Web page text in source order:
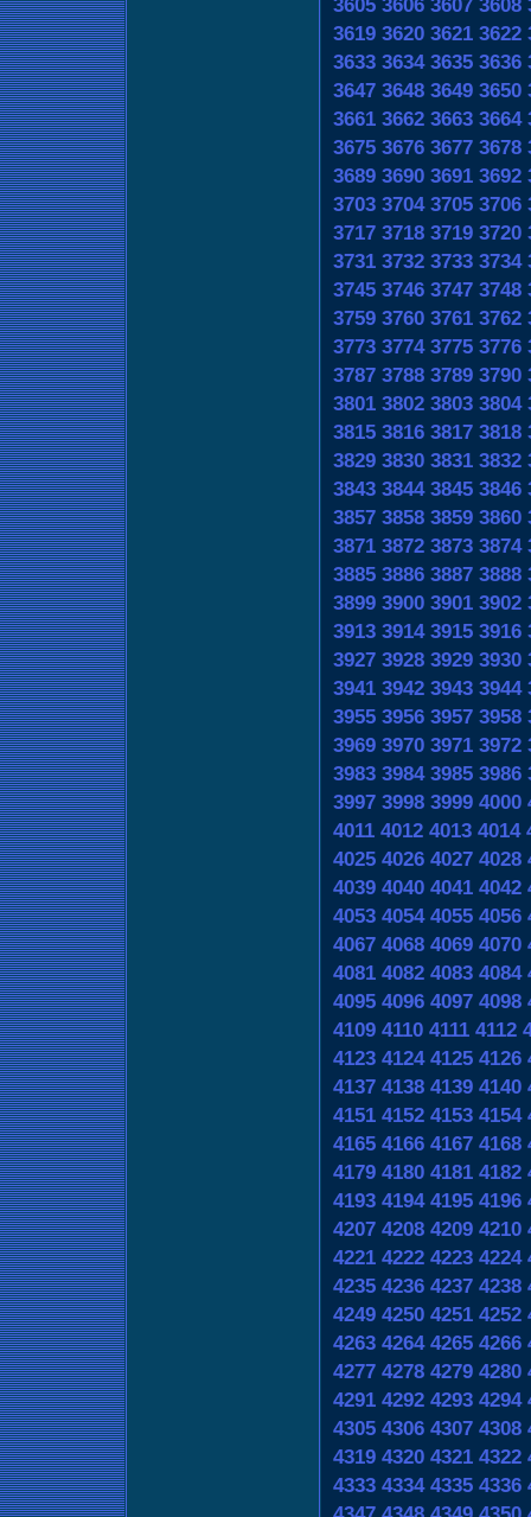
3605 3606 3607 3608
3619 3620 3621 3622
3633 3634 3635 3636
3647 3648 3649 3650
3661 3662 3663 3664
3675 3676 3677 3678
3689 3690 3691 3692
3703 3704 3705 3706
3717 3718 3719 3720
3731 3732 3733 3734
3745 3746 3747 3748
3759 3760 3761 3762
3773 3774 3775 3776
3787 3788 3789 3790
3801 3802 3803 3804
3815 3816 3817 3818
3829 3830 3831 3832
3843 3844 3845 3846
3857 3858 3859 3860
3871 3872 3873 3874
3885 3886 3887 3888
3899 3900 3901 3902
3913 3914 3915 3916
3927 3928 3929 3930
3941 3942 3943 3944
3955 3956 3957 3958
3969 3970 3971 3972
3983 3984 3985 3986
3997 3998 3999 4000
4011 4012 4013 4014
4025 4026 4027 4028
4039 4040 4041 4042
4053 4054 4055 4056
4067 4068 4069 4070
4081 4082 4083 4084
4095 4096 4097 4098
4109 4110 4111 4112
4123 4124 4125 4126
4137 4138 4139 4140
4151 4152 4153 4154
4165 4166 4167 4168
4179 4180 4181 4182
4193 4194 4195 4196
4207 4208 4209 4210
4221 4222 4223 4224
4235 4236 4237 4238
4249 4250 4251 4252
4263 4264 4265 4266
4277 4278 4279 4280
4291 4292 4293 4294
4305 4306 4307 4308
4319 4320 4321 4322
4333 4334 4335 4336